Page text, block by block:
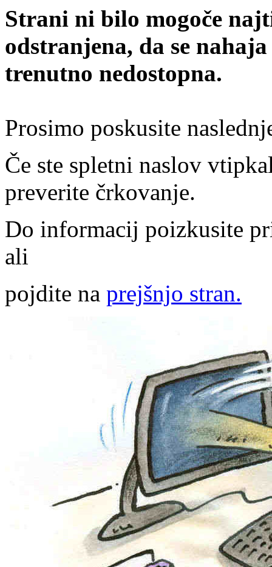
Strani ni bilo mogoče
odstranjena, da se
trenutno nedostopna.
Prosimo poskusite
Če ste spletni naslov
preverite črkovanje.
Do informacij poizkusite
ali
pojdite na prejšnjo stran.